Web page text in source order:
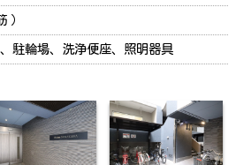
）
駐輪場、洗浄便座、照明器具